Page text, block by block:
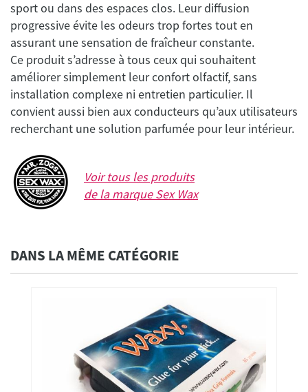
sport ou dans des espaces clos. Leur diffusion
progressive évite les odeurs trop fortes tout en
assurant une sensation de fraîcheur constante.
Ce produit s’adresse à tous ceux qui souhaitent
améliorer simplement leur confort olfactif, sans
installation complexe ni entretien particulier. Il
convient aussi bien aux conducteurs qu’aux utilisateurs
recherchant une solution parfumée pour leur intérieur.
Voir tous les produits
de la marqueSex Wax
DANS LA MÊME CATÉGORIE